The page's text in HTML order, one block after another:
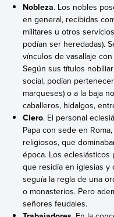
Nobleza. Los nobles
en general, recibidas
militares u otros
podían ser heredadas).
vínculos de vasallaje
Según sus títulos
social, podían
marqueses) o a la baja
caballeros, hidalgos,
Clero. El personal
Papa con sede en
religiosos, que
época. Los
que residía en iglesias y
seguía la regla de una
o monasterios. Pero
señores feudales.